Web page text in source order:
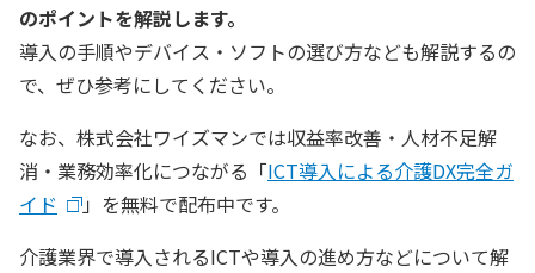
のポイントを解説します。
導入の手順やデバイス・ソフトの選び方なども解説するの
で、ぜひ参考にしてください。
なお、株式会社ワイズマンでは収益率改善・人材不足解
消・業務効率化につながる「ICT導入による介護DX完全ガ
イド
」を無料で配布中です。
介護業界で導入されるICTや導入の進め方などについて解